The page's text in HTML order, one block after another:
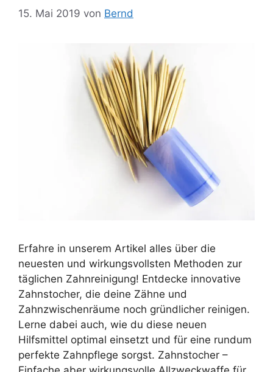
15. Mai 2019 von Bernd
Erfahre in unserem Artikel alles über die
neuesten und wirkungsvollsten Methoden zur
täglichen Zahnreinigung! Entdecke innovative
Zahnstocher, die deine Zähne und
Zahnzwischenräume noch gründlicher reinigen.
Lerne dabei auch, wie du diese neuen
Hilfsmittel optimal einsetzt und für eine rundum
perfekte Zahnpflege sorgst. Zahnstocher –